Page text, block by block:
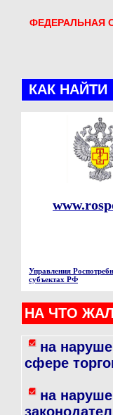
ФЕДЕРАЛЬНАЯ
КАК НАЙТИ
Управления
субъектах РФ
НА ЧТО
на
сфере
на